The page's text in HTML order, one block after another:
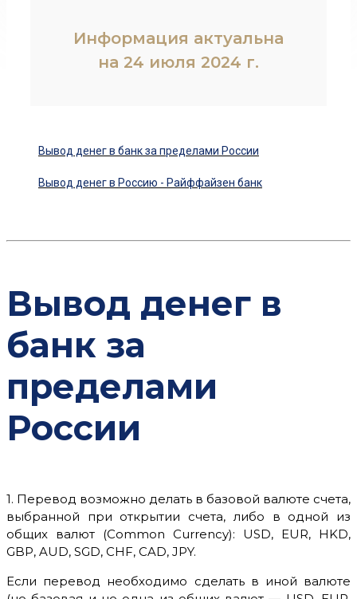
Информация актуальна
на 24 июля 2024 г.
Вывод денег в банк за пределами России
Вывод денег в Россию - Райффайзен банк
Вывод денег в
банк за
пределами
России
1. Перевод возможно делать в базовой валюте счета,
выбранной при открытии счета, либо в одной из
общих валют (Common Currency): USD, EUR, HKD,
GBP, AUD, SGD, CHF, CAD, JPY.
Если перевод необходимо сделать в иной валюте